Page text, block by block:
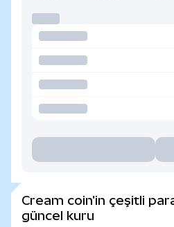
Cream coin'in çeşitli
güncel kuru